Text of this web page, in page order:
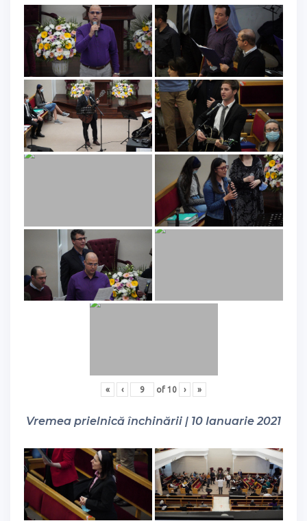
« ‹ of 10 › »
Vremea prielnică închinării | 10 Ianuarie 2021